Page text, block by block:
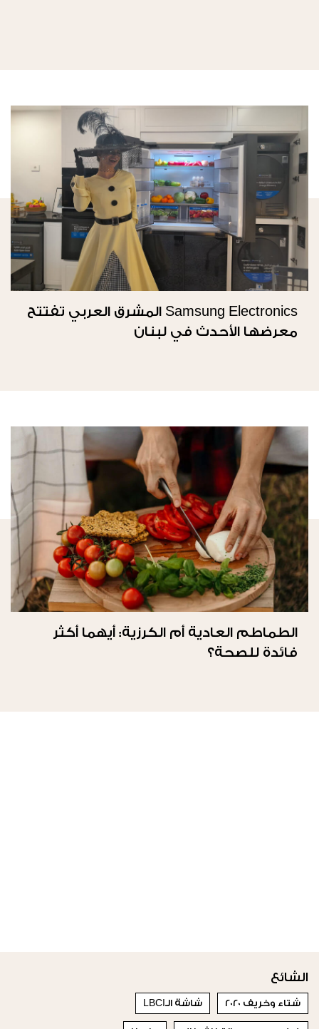
Samsung Electronics المشرق العربي تفتتح
معرضها الأحدث في لبنان
الطماطم العادية أم الكرزية: أيهما أكثر
فائدة للصحة؟
الشائع
شتاء وخريف 2020 شاشة الـLBCI